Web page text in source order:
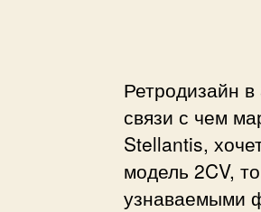
Ретродизайн
связи с чем
Stellantis,
модель 2CV,
узнаваемыми